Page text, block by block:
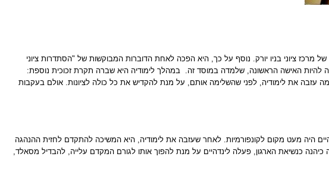
ציוני בניו יורק. נוסף על כך, היא הפכה לאחת הדוברות המבוקשות של "הסתדרות ציוני
במהלך לימודיה היא שברה תקרת זכוכית נוספת:
עזבה את לימודיה, לפני שהשלימה אותם, על מנת להקדיש את כל כולה לציונות. אולם בעקבות
מוסמכת נראות כהחלטות יוצאות דופן לאישה בשנות ה- 20 של המאה ה-20, אולם בחייה של לינדהיים היה מעט מקום לקונפורמיות. לאחר שעזבה את לימודיה, היא המשיכה להתקדם לחזית ההנהגה
שבה כיהנה כנשיאת הארגון, פעלה לינדהיים על מנת להפוך אותו לגורם המקדם עלייה, להבדיל מסאלד,